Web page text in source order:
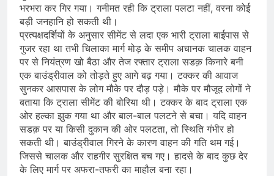
भरभरा कर गिर गया। गनीमत रही कि ट्राला पलटा नहीं, वरना कोई
बड़ी जनहानि हो सकती थी।
प्रत्यक्षदर्शियों के अनुसार सीमेंट से लदा एक भारी ट्राला बाईपास से
गुजर रहा था तभी चिलाका मार्ग मोड़ के समीप अचानक चालक वाहन
पर से नियंत्रण खो बैठा और तेज रफ्तार ट्राला सडक़ किनारे बनी
एक बाउंड्रीवाल को तोड़ते हुए आगे बढ़ गया। टक्कर की आवाज
सुनकर आसपास के लोग मौके पर दौड़ पड़े। मौके पर मौजूद लोगों ने
बताया कि ट्राला सीमेंट की बोरिया थी। टक्कर के बाद ट्राला एक
ओर हल्का झुक गया था और बाल-बाल पलटने से बचा। यदि वाहन
सडक़ पर या किसी दुकान की ओर पलटता, तो स्थिति गंभीर हो
सकती थी। बाउंड्रीवाल गिरने के कारण वाहन की गति थम गई।
जिससे चालक और राहगीर सुरक्षित बच गए। हादसे के बाद कुछ देर
के लिए मार्ग पर अफरा-तफरी का माहौल बना रहा।